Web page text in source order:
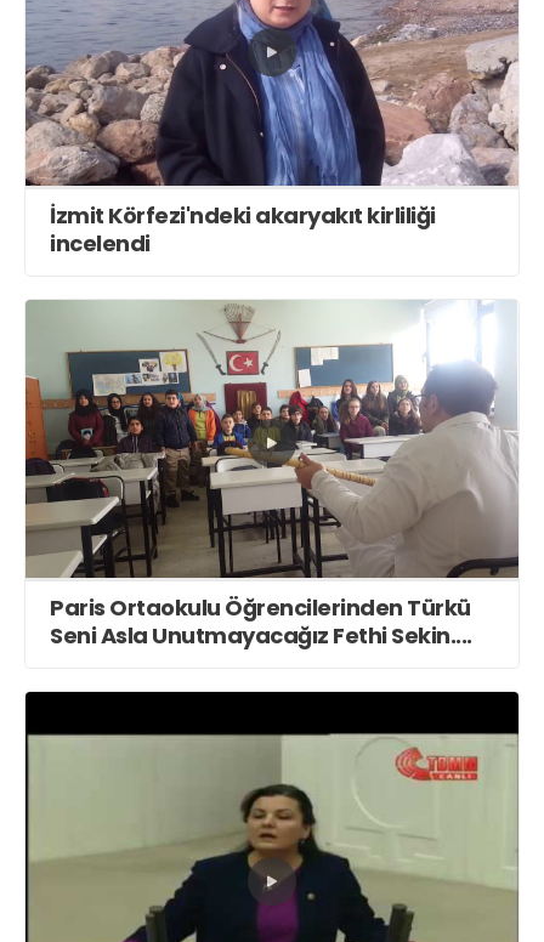
İzmit Körfezi'ndeki akaryakıt kirliliği
incelendi
Paris Ortaokulu Öğrencilerinden Türkü
Seni Asla Unutmayacağız Fethi Sekin....